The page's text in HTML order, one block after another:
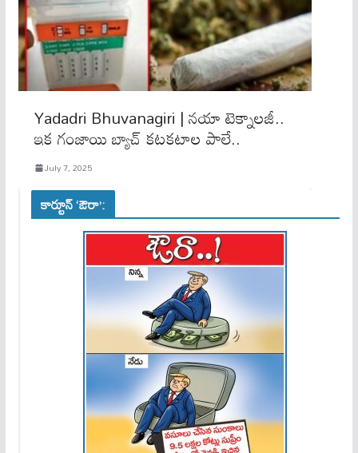
Yadadri Bhuvanagiri | నయా టెక్నాలజీ..
ఇక గంజాయి బ్యాచ్ కటకటాల పాలే..
July 7, 2025
కార్టూన్ ‘ఔరా’: